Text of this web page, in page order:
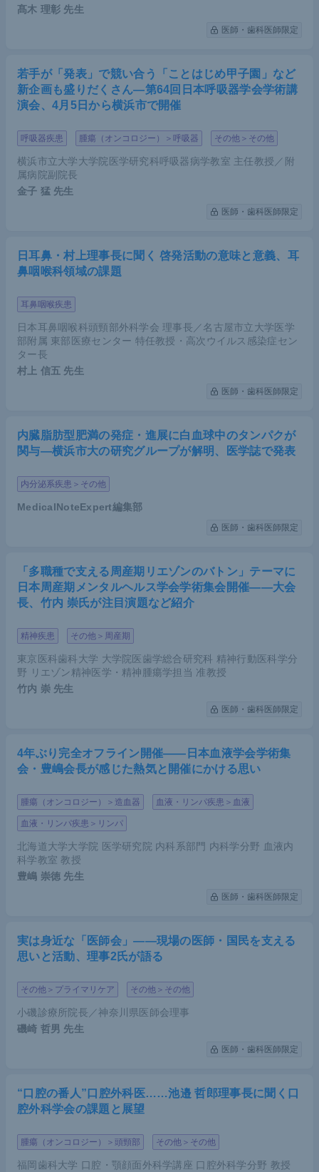
髙木 理彰 先生
医師・歯科医師限定
若手が「発表」で競い合う「ことはじめ甲子園」など
新企画も盛りだくさん―第64回日本呼吸器学会学術講
演会、4月5日から横浜市で開催
呼吸器疾患 腫瘍（オンコロジー）＞呼吸器 その他＞その他
横浜市立大学大学院医学研究科呼吸器病学教室 主任教授／附
属病院副院長
金子 猛 先生
医師・歯科医師限定
日耳鼻・村上理事長に聞く 啓発活動の意味と意義、耳
鼻咽喉科領域の課題
耳鼻咽喉疾患
日本耳鼻咽喉科頭頸部外科学会 理事長／名古屋市立大学医学
部附属 東部医療センター 特任教授・高次ウイルス感染症セン
ター長
村上 信五 先生
医師・歯科医師限定
内臓脂肪型肥満の発症・進展に白血球中のタンパクが
関与―横浜市大の研究グループが解明、医学誌で発表
内分泌系疾患＞その他
MedicalNoteExpert編集部
医師・歯科医師限定
「多職種で支える周産期リエゾンのバトン」テーマに
日本周産期メンタルヘルス学会学術集会開催――大会
長、竹内 崇氏が注目演題など紹介
精神疾患 その他＞周産期
東京医科歯科大学 大学院医歯学総合研究科 精神行動医科学分
野 リエゾン精神医学・精神腫瘍学担当 准教授
竹内 崇 先生
医師・歯科医師限定
4年ぶり完全オフライン開催――日本血液学会学術集
会・豊嶋会長が感じた熱気と開催にかける思い
腫瘍（オンコロジー）＞造血器 血液・リンパ疾患＞血液
血液・リンパ疾患＞リンパ
北海道大学大学院 医学研究院 内科系部門 内科学分野 血液内
科学教室 教授
豊嶋 崇徳 先生
医師・歯科医師限定
実は身近な「医師会」――現場の医師・国民を支える
思いと活動、理事2氏が語る
その他＞プライマリケア その他＞その他
小磯診療所院長／神奈川県医師会理事
磯崎 哲男 先生
医師・歯科医師限定
“口腔の番人”口腔外科医……池邉 哲郎理事長に聞く口
腔外科学会の課題と展望
腫瘍（オンコロジー）＞頭頸部 その他＞その他
福岡歯科大学 口腔・顎顔面外科学講座 口腔外科学分野 教授